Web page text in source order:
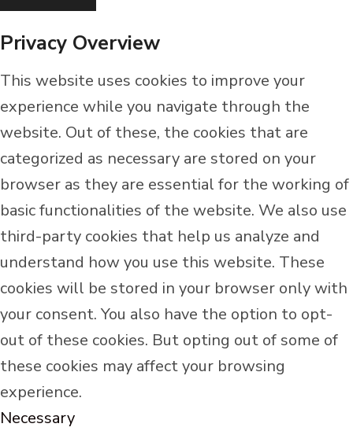
Privacy Overview
This website uses cookies to improve your
experience while you navigate through the
website. Out of these, the cookies that are
categorized as necessary are stored on your
browser as they are essential for the working of
basic functionalities of the website. We also use
third-party cookies that help us analyze and
understand how you use this website. These
cookies will be stored in your browser only with
your consent. You also have the option to opt-
out of these cookies. But opting out of some of
these cookies may affect your browsing
experience.
Necessary